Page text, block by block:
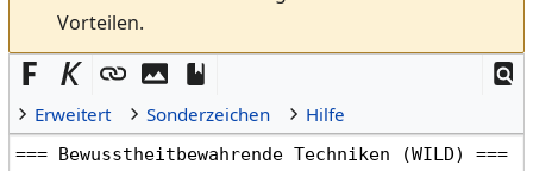
Vorteilen.
Erweitert Sonderzeichen Hilfe